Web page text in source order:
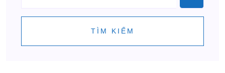
TÌM KIẾM